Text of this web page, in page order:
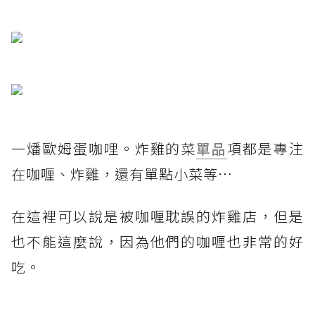
一燔歐姆蛋咖哩。炸雞的菜單品項都是專注
在咖喱、炸雞，還有單點小菜等⋯
在這裡可以說是被咖喱耽誤的炸雞店，但是
也不能這麼說，因為他們的咖喱也非常的好
吃。